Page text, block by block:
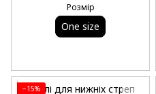
Розмір
One size
−15%